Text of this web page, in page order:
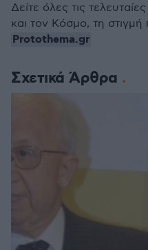
Σχετικά Άρθρα
Δείτε όλες τις τελευταίες
και τον Κόσμο, τη
Protothema.gr